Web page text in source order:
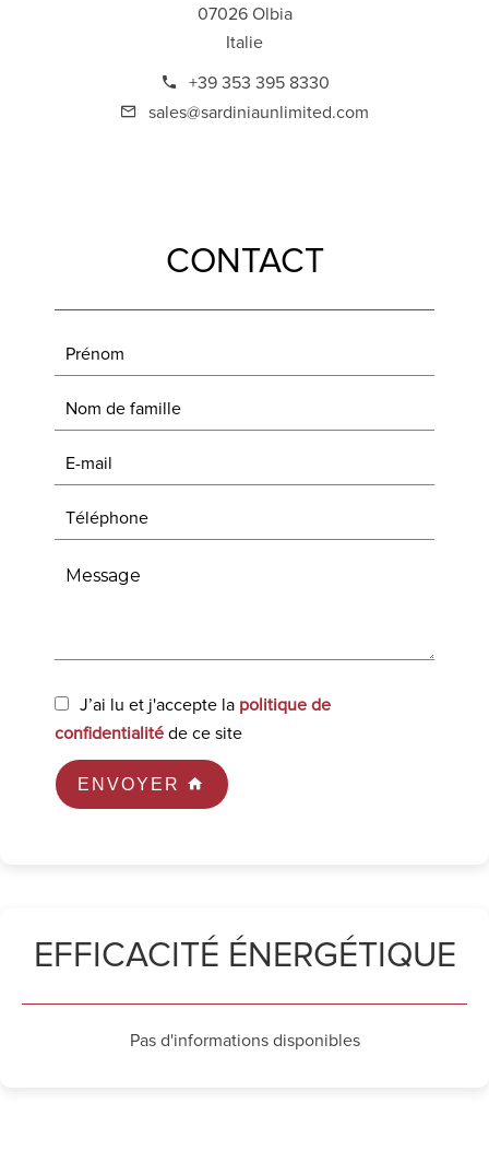
07026 Olbia
Italie
+39 353 395 8330
sales@sardiniaunlimited.com
CONTACT
J’ai lu et j'accepte la politique de
confidentialité de ce site
ENVOYER
EFFICACITÉ ÉNERGÉTIQUE
Pas d'informations disponibles